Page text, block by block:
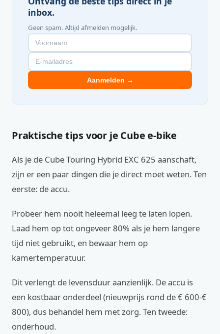
inbox.
Geen spam. Altijd afmelden mogelijk.
Aanmelden →
Praktische tips voor je Cube e-bike
Als je de Cube Touring Hybrid EXC 625 aanschaft,
zijn er een paar dingen die je direct moet weten. Ten
eerste: de accu.
Probeer hem nooit heleemal leeg te laten lopen.
Laad hem op tot ongeveer 80% als je hem langere
tijd niet gebruikt, en bewaar hem op
kamertemperatuur.
Dit verlengt de levensduur aanzienlijk. De accu is
een kostbaar onderdeel (nieuwprijs rond de € 600-€
800), dus behandel hem met zorg. Ten tweede:
onderhoud.